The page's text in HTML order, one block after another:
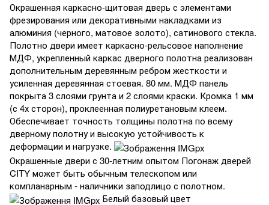
Окрашенная каркасно-щитовая дверь с элементами
фрезирования или декоративными накладками из
алюминия (черного, матовое золото), сатинового стекла.
Полотно двери имеет каркасно-рельсовое наполнение
МДФ, укрепленный каркас дверного полотна реализован
дополнительным деревянным ребром жесткости и
усиленная деревянная стоевая. 80 мм. МДФ панель
покрыта 3 слоями грунта и 2 слоями краски. Кромка 1 мм
(с 4х сторон), проклеенная полиуретановым клеем.
Обеспечивает точность толщины полотна по всему
дверному полотну и высокую устойчивость к
деформации и нагрузке.
Окрашенные двери с 30-летним опытом Погонаж дверей
CITY может быть обычным телескопом или
компланарным - наличники заподлицо с полотном.
Белый базовый цвет